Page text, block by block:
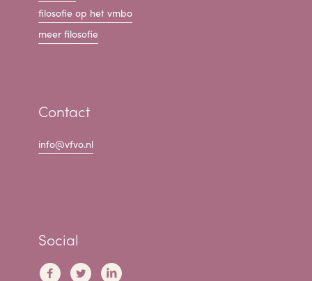
filosofie op het vmbo
meer filosofie
Contact
info@vfvo.nl
Social